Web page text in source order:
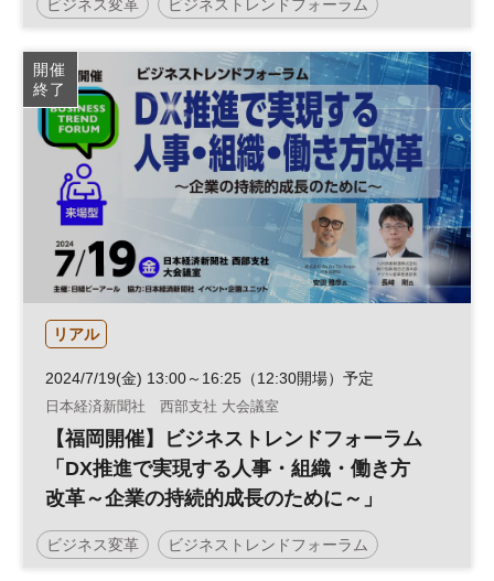
ビジネス変革 ビジネストレンドフォーラム
従業員エンゲージメント 人的資本経営 働き方改革
人事 テクノロジー 人材活用 組織 DX
開催
終了
リアル
2024/7/19(金) 13:00～16:25（12:30開場）予定
日本経済新聞社 西部支社 大会議室
【福岡開催】ビジネストレンドフォーラム
「DX推進で実現する人事・組織・働き方
改革～企業の持続的成長のために～」
ビジネス変革 ビジネストレンドフォーラム